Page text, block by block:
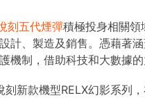
刻五代煙彈積極投身相關領
計、製造及銷售。憑藉著
機制，借助科技和大數據
新款機型RELX幻影系列